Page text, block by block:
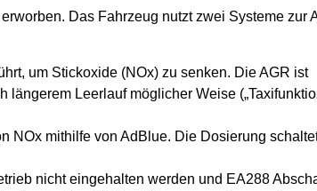
Das Fahrzeug nutzt zwei Systeme zur
um Stickoxide (NOx) zu senken. Die AGR ist
Leerlauf möglicher Weise
NOx mithilfe von AdBlue. Die Dosierung
nicht eingehalten werden und EA288